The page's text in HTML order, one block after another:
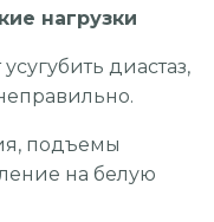
нагрузки
диастаз,
подъемы
на белую